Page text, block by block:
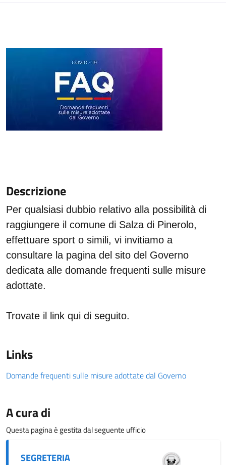
Descrizione
Per qualsiasi dubbio relativo alla possibilità di
raggiungere il comune di Salza di Pinerolo,
effettuare sport o simili, vi invitiamo a
consultare la pagina del sito del Governo
dedicata alle domande frequenti sulle misure
adottate.
Trovate il link qui di seguito.
Links
Domande frequenti sulle misure adottate dal Governo
A cura di
Questa pagina è gestita dal seguente ufficio
SEGRETERIA